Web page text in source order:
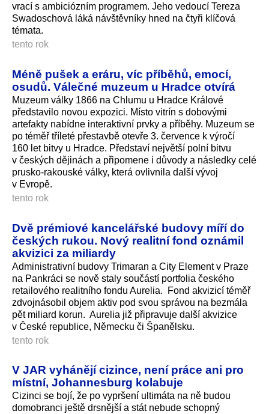
vrací s ambiciózním programem. Jeho vedoucí Tereza
Swadoschová láká návštěvníky hned na čtyři klíčová
témata.
tento rok
Méně pušek a eráru, víc příběhů, emocí,
osudů. Válečné muzeum u Hradce otvírá
Muzeum války 1866 na Chlumu u Hradce Králové
představilo novou expozici. Místo vitrín s dobovými
artefakty nabídne interaktivní prvky a příběhy. Muzeum se
po téměř tříleté přestavbě otevře 3. července k výročí
160 let bitvy u Hradce. Představí největší polní bitvu
v českých dějinách a připomene i důvody a následky celé
prusko-rakouské války, která ovlivnila další vývoj
v Evropě.
tento rok
Dvě prémiové kancelářské budovy míří do
českých rukou. Nový realitní fond oznámil
akvizici za miliardy
Administrativní budovy Trimaran a City Element v Praze
na Pankráci se nově staly součástí portfolia českého
retailového realitního fondu Aurelia. Fond akvizicí téměř
zdvojnásobil objem aktiv pod svou správou na bezmála
pět miliard korun. Aurelia již připravuje další akvizice
v České republice, Německu či Španělsku.
tento rok
V JAR vyhánějí cizince, není práce ani pro
místní, Johannesburg kolabuje
Cizinci se bojí, že po vypršení ultimáta na ně budou
domobranci ještě drsnější a stát nebude schopný